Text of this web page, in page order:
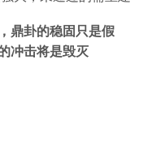
鼎卦的稳固只是假
冲击将是毁灭